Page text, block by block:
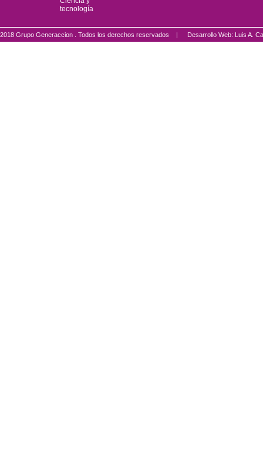
tecnología
2018 Grupo Generaccion . Todos los derechos reservados | Desarrollo Web: Luis